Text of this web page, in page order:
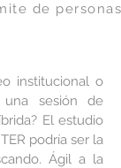
de personas
institucional o
sesión de
El estudio
podría ser la
Ágil a la